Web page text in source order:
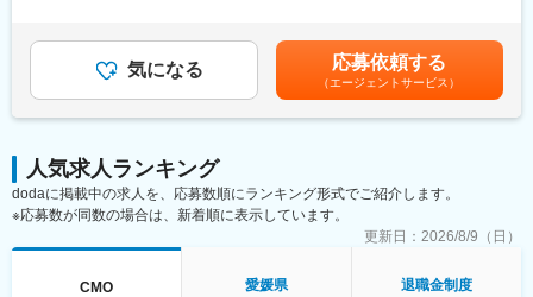
・担当製品の販売活動、各種販促イベントの企画運営
・製品適正使用のための技術サポート（手術の立会いあり）
・製品適正使用に必要となる文献・資料・製品関連情報の提供
■担当製品：
心臓や下肢の血管の病気に対し、カテーテルを用いて治療する
「バスキュラーインターベンション（血管内カテーテル治療）」
肝臓がんの化学療法「インターベンショナルオンコロジー」に関
はあくまでも目安の金額であり、選考を通じて上下する可能性が
あります。月給(月額)は固定手当を含めた表記です。
気になる 応募依頼する
（エージェントサービス）
人気求人ランキング
dodaに掲載中の求人を、応募数順にランキング形式でご紹介します。
※応募数が同数の場合は、新着順に表示しています。
更新日： 2026/8/9（日）
CMO 愛媛県 退職金制度